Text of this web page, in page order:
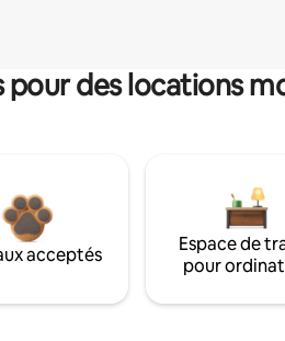
des locations
acceptés
Espace de
pour